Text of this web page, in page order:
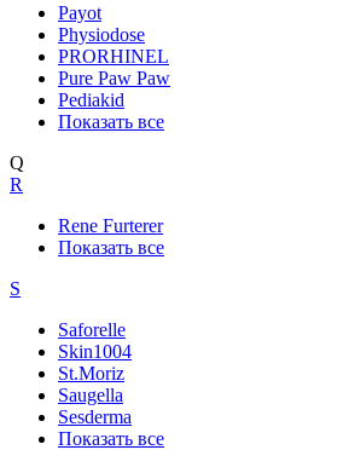
Payot
Physiodose
PRORHINEL
Pure Paw Paw
Pediakid
Показать все
Q
R
Rene Furterer
Показать все
S
Saforelle
Skin1004
St.Moriz
Saugella
Sesderma
Показать все